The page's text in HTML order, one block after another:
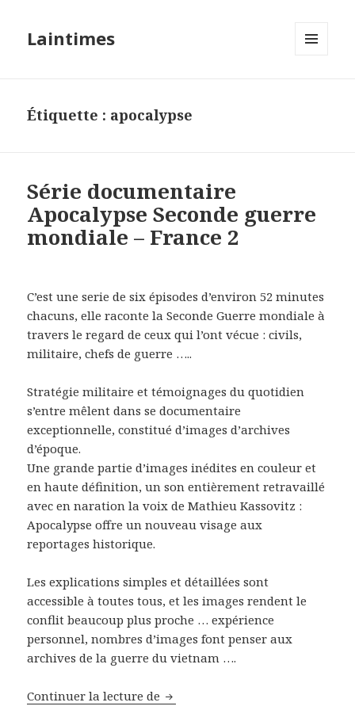
Laintimes
Étiquette : apocalypse
Série documentaire
Apocalypse Seconde guerre
mondiale – France 2
C’est une serie de six épisodes d’environ 52 minutes
chacuns, elle raconte la Seconde Guerre mondiale à
travers le regard de ceux qui l’ont vécue : civils,
militaire, chefs de guerre …..
Stratégie militaire et témoignages du quotidien
s’entre mêlent dans se documentaire
exceptionnelle, constitué d’images d’archives
d’époque.
Une grande partie d’images inédites en couleur et
en haute définition, un son entièrement retravaillé
avec en naration la voix de Mathieu Kassovitz :
Apocalypse offre un nouveau visage aux
reportages historique.
Les explications simples et détaillées sont
accessible à toutes tous, et les images rendent le
conflit beaucoup plus proche … expérience
personnel, nombres d’images font penser aux
archives de la guerre du vietnam ….
Continuer la lecture de Série documentaire Apocalypse